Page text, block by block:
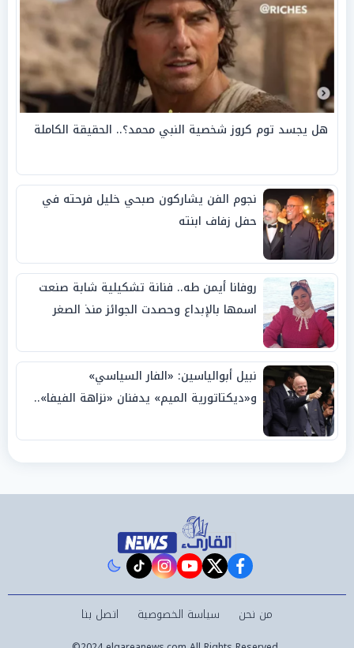
هل يجسد توم كروز شخصية النبي محمد؟.. الحقيقة الكاملة
نجوم الفن يشاركون صبحي خليل فرحته في
حفل زفاف ابنته
روفانا أيمن طه.. فنانة تشكيلية شابة صنعت
اسمها بالإبداع وحصدت الجوائز منذ الصغر
نبيل أبوالياسين: «الفار السياسي»
و«ديكتاتورية الميم» يدفنان «نزاهة الفيفا»..
facebook
twitter
youtube
instagram
tiktok
من نحن سياسة الخصوصية اتصل بنا